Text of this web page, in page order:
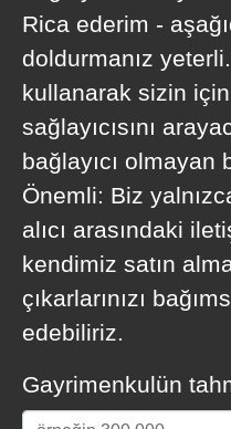
Rica ederim -
doldurmanız
kullanarak sizin
sağlayıcısını
bağlayıcı
Önemli: Biz
alıcı arasındaki
kendimiz satın
çıkarlarınızı
edebiliriz.
Gayrimenkulün